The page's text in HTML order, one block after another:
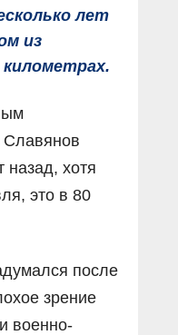
лет
из
Славянов
назад, хотя
это в 80
после
зрение
военно-